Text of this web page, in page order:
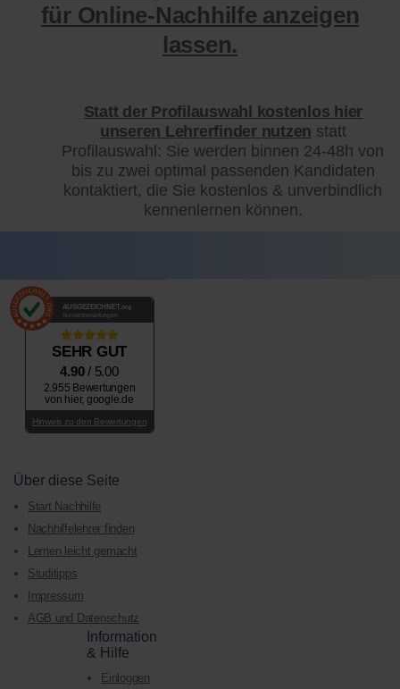
für Online-Nachhilfe anzeigen
lassen.
Statt der Profilauswahl kostenlos hier
unseren Lehrerfinder nutzen statt
Profilauswahl: Sie werden binnen 24-48h von
bis zu zwei optimal passenden Kandidaten
kontaktiert, die Sie kostenlos & unverbindlich
kennenlernen können.
AUSGEZEICHNET .org
Kundenbewertungen
SEHR GUT
4.90/ 5.00
2.955 Bewertungen
von hier, google.de
Hinweis zu den Bewertungen
Über diese Seite
Start Nachhilfe
Nachhilfelehrer finden
Lernen leicht gemacht
Studitipps
Impressum
AGB und Datenschutz
Information
& Hilfe
Einloggen